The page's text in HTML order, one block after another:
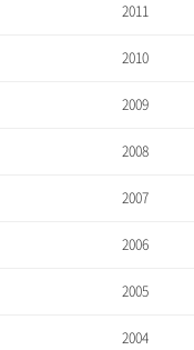
2011
2010
2009
2008
2007
2006
2005
2004